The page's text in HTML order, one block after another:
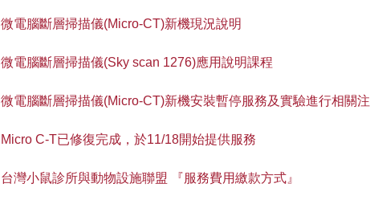
微電腦斷層掃描儀(Micro-CT)新機現況說明
微電腦斷層掃描儀(Sky scan 1276)應用說明課程
微電腦斷層掃描儀(Micro-CT)新機安裝暫停服務及實驗進行相關
Micro C-T已修復完成，於11/18開始提供服務
台灣小鼠診所與動物設施聯盟 『服務費用繳款方式』